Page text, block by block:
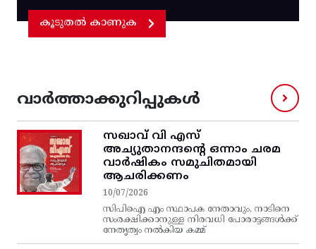
കൂടുതൽ കാണുക
വാർത്താക്കുറിപ്പുകൾ
സഖാവ് വി എസ്‌
അച്യുതാനന്ദന്റെ ഒന്നാം ചരമ
വാര്‍ഷികം സമുചിതമായി
ആചരിക്കണം
10/07/2026
സിപിഐ എം സ്ഥാപക നേതാവും, നാടിനെ
സംരക്ഷിക്കാനുള്ള നിരവധി പോരാട്ടങ്ങള്‍ക്ക്‌
നേതൃത്വം നല്‍കിയ കമ്മ്